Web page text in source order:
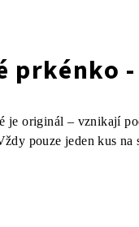
prkénko
je originál – vznikají
pouze jeden kus na